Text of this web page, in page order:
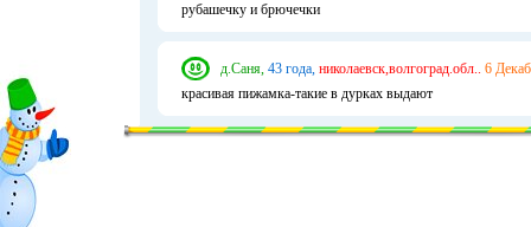
рубашечку и брючечки
д.Саня, 43 года, николаевск,волгоград.обл.. 6
красивая пижамка-такие в дурках выдают